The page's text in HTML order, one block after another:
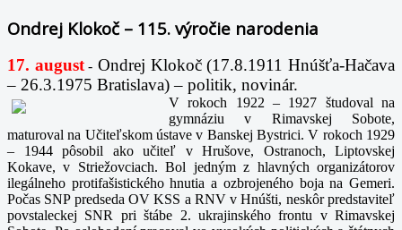
Ondrej Klokoč – 115. výročie narodenia
17. august- Ondrej Klokoč (17.8.1911 Hnúšťa-Hačava
– 26.3.1975 Bratislava) – politik, novinár.
V rokoch 1922 – 1927 študoval na
gymnáziu v Rimavskej Sobote,
maturoval na Učiteľskom ústave v Banskej Bystrici. V rokoch 1929
– 1944 pôsobil ako učiteľ v Hrušove, Ostranoch, Liptovskej
Kokave, v Striežovciach. Bol jedným z hlavných organizátorov
ilegálneho protifašistického hnutia a ozbrojeného boja na Gemeri.
Počas SNP predseda OV KSS a RNV v Hnúšti, neskôr predstaviteľ
povstaleckej SNR pri štábe 2. ukrajinského frontu v Rimavskej